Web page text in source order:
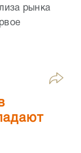
рынка